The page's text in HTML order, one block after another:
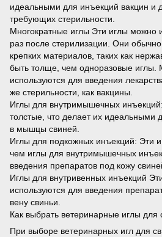
идеальными для инъекций вакцин и
требующих стерильности.
Многократные иглы Эти иглы можно
раз после стерилизации. Они
крепких материалов, таких как
быть толще, чем одноразовые иглы.
используются для введения
же стерильности, как вакцины.
Иглы для внутримышечных
толстые, что делает их идеальными
в мышцы свиней.
Иглы для подкожных инъекций: Эти
чем иглы для внутримышечных
введения препаратов под кожу
Иглы для внутривенных инъекций
используются для введения
вену свиньи.
Как выбрать ветеринарные иглы для
При выборе ветеринарных игл для